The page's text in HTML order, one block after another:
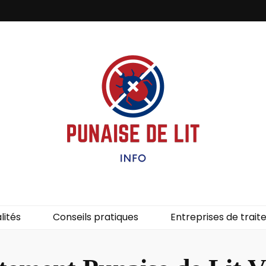
Conseils pratiques Entreprises de